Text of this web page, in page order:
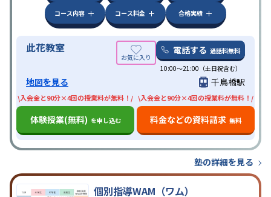
コース内容
コース料金 合格実績
此花教室 電話する 通話料無料
10:00〜21:00（土日祝含む）
地図を見る 千鳥橋駅
\入会金と90分×4回の授業料が無料！/
体験授業(無料) を申し込む
\入会金と90分×4回の授業料が無料！/
料金などの資料請求 無料
塾の詳細を見る
個別指導WAM（ワム）